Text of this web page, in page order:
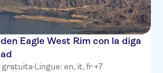
Eagle West Rim con la diga
gratuita·Lingue: en, it, fr +7